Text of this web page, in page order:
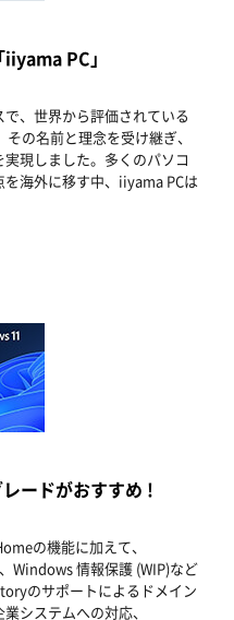
PC」
、世界から評価されている
の名前と理念を受け継ぎ、
現しました。多くのパソコ
海外に移す中、iiyama PCは
ードがおすすめ !
の機能に加えて、
Windows 情報保護 (WIP)など
のサポートによるドメイン
システムへの対応、